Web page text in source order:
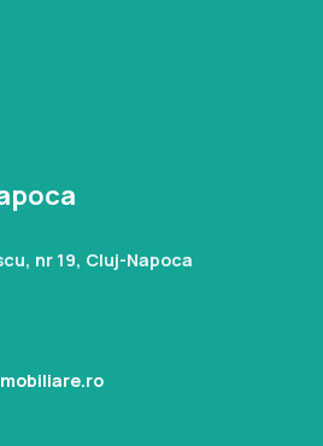
nr 19, Cluj-Napoca